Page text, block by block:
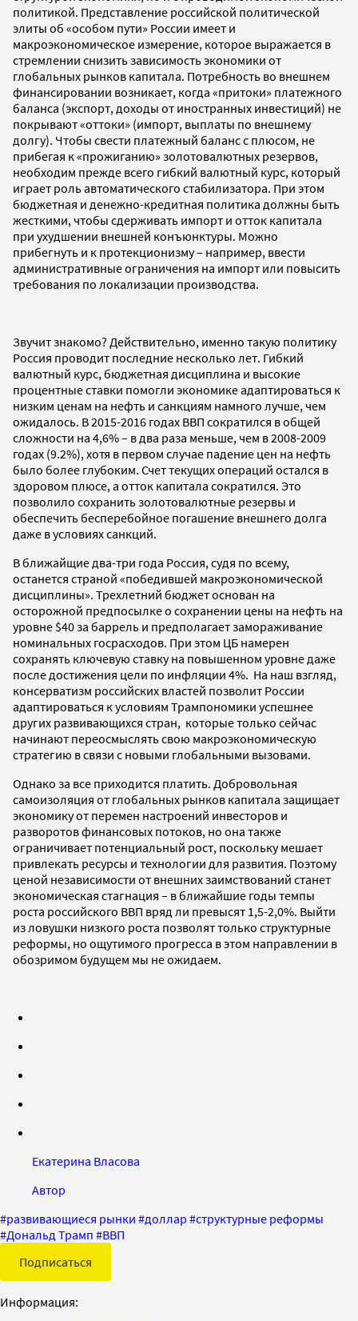
политикой. Представление российской политической
элиты об «особом пути» России имеет и
макроэкономическое измерение, которое выражается в
стремлении снизить зависимость экономики от
глобальных рынков капитала. Потребность во внешнем
финансировании возникает, когда «притоки» платежного
баланса (экспорт, доходы от иностранных инвестиций) не
покрывают «оттоки» (импорт, выплаты по внешнему
долгу). Чтобы свести платежный баланс с плюсом, не
прибегая к «прожиганию» золотовалютных резервов,
необходим прежде всего гибкий валютный курс, который
играет роль автоматического стабилизатора. При этом
бюджетная и денежно-кредитная политика должны быть
жесткими, чтобы сдерживать импорт и отток капитала
при ухудшении внешней конъюнктуры. Можно
прибегнуть и к протекционизму – например, ввести
административные ограничения на импорт или повысить
требования по локализации производства.
Звучит знакомо? Действительно, именно такую политику
Россия проводит последние несколько лет. Гибкий
валютный курс, бюджетная дисциплина и высокие
процентные ставки помогли экономике адаптироваться к
низким ценам на нефть и санкциям намного лучше, чем
ожидалось. В 2015-2016 годах ВВП сократился в общей
сложности на 4,6% – в два раза меньше, чем в 2008-2009
годах (9.2%), хотя в первом случае падение цен на нефть
было более глубоким. Счет текущих операций остался в
здоровом плюсе, а отток капитала сократился. Это
позволило сохранить золотовалютные резервы и
обеспечить бесперебойное погашение внешнего долга
даже в условиях санкций.
В ближайщие два-три года Россия, судя по всему,
останется страной «победившей макроэкономической
дисциплины». Трехлетний бюджет основан на
осторожной предпосылке о сохранении цены на нефть на
уровне $40 за баррель и предполагает замораживание
номинальных госрасходов. При этом ЦБ намерен
сохранять ключевую ставку на повышенном уровне даже
после достижения цели по инфляции 4%. На наш взгляд,
консерватизм российских властей позволит России
адаптироваться к условиям Трампономики успешнее
других развивающихся стран, которые только сейчас
начинают переосмыслять свою макроэкономическую
стратегию в связи с новыми глобальными вызовами.
Однако за все приходится платить. Добровольная
самоизоляция от глобальных рынков капитала защищает
экономику от перемен настроений инвесторов и
разворотов финансовых потоков, но она также
ограничивает потенциальный рост, поскольку мешает
привлекать ресурсы и технологии для развития. Поэтому
ценой независимости от внешних заимствований станет
экономическая стагнация – в ближайшие годы темпы
роста российского ВВП вряд ли превысят 1,5-2,0%. Выйти
из ловушки низкого роста позволят только структурные
реформы, но ощутимого прогресса в этом направлении в
обозримом будущем мы не ожидаем.
Екатерина Власова
Автор
#развивающиеся рынки #доллар #структурные реформы
#Дональд Трамп #ВВП
Подписаться
Информация: